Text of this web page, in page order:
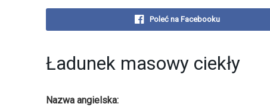
Poleć na Facebooku
Ładunek masowy ciekły
Nazwa angielska: